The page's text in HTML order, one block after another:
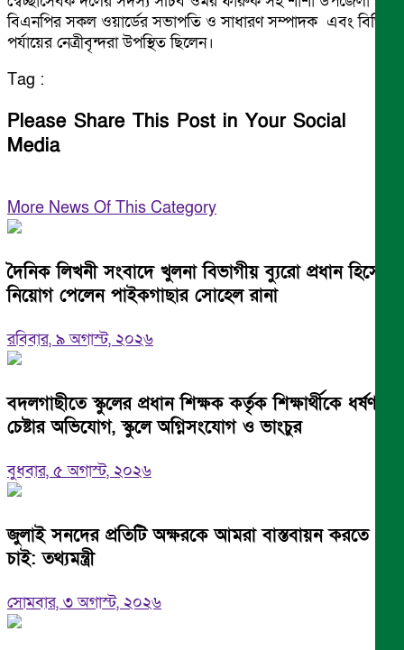
বিএনপির সকল ওয়ার্ডের সভাপতি ও সাধারণ সম্পাদক এবং বিভিন্ন
পর্যায়ের নেত্রীবৃন্দরা উপস্থিত ছিলেন।
Tag :
Please Share This Post in Your Social
Media
More News Of This Category
দৈনিক লিখনী সংবাদে খুলনা বিভাগীয় ব্যুরো প্রধান হিসেবে
নিয়োগ পেলেন পাইকগাছার সোহেল রানা
রবিবার, ৯ অগাস্ট, ২০২৬
বদলগাছীতে স্কুলের প্রধান শিক্ষক কর্তৃক শিক্ষার্থীকে ধর্ষণ
চেষ্টার অভিযোগ, স্কুলে অগ্নিসংযোগ ও ভাংচুর
বুধবার, ৫ অগাস্ট, ২০২৬
জুলাই সনদের প্রতিটি অক্ষরকে আমরা বাস্তবায়ন করতে
চাই: তথ্যমন্ত্রী
সোমবার, ৩ অগাস্ট, ২০২৬